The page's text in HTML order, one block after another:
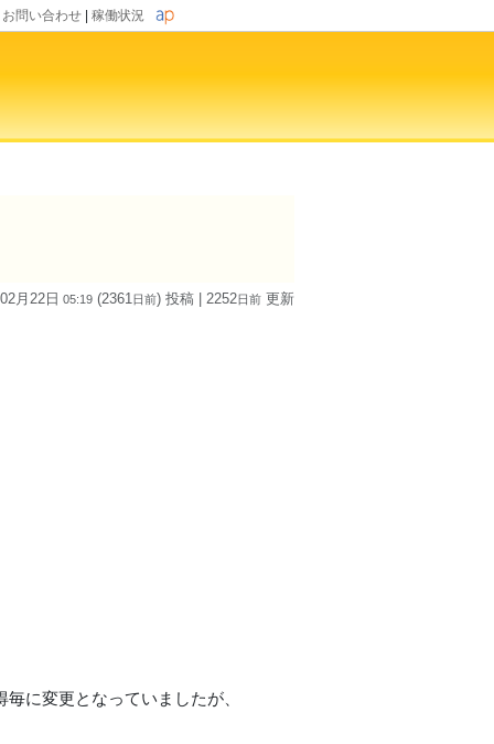
お問い合わせ 稼働状況
月22日 05:19 (2361日前) 投稿 | 2252日前 更新
に変更となっていましたが、